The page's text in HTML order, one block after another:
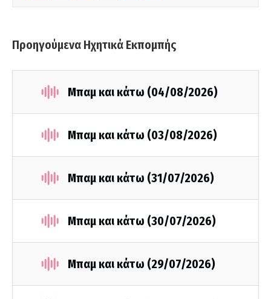
Προηγούμενα Ηχητικά Εκπομπής
Μπαμ και κάτω (04/08/2026)
Μπαμ και κάτω (03/08/2026)
Μπαμ και κάτω (31/07/2026)
Μπαμ και κάτω (30/07/2026)
Μπαμ και κάτω (29/07/2026)